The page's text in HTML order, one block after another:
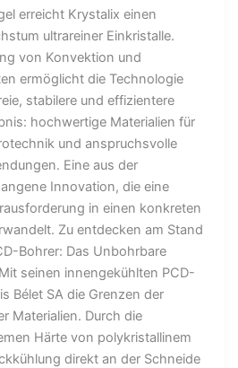
erreicht Krystalix einen
ultrareiner Einkristalle.
von Konvektion und
ermöglicht die Technologie
stabilere und effizientere
hochwertige Materialien für
und anspruchsvolle
Eine aus der
Innovation, die eine
in einen konkreten
Zu entdecken am Stand
Bohrer: Das Unbohrbare
seinen innengekühlten PCD-
Bélet SA die Grenzen der
Materialien. Durch die
Härte von polykristallinem
direkt an der Schneide